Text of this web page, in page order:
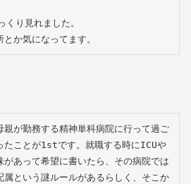
り見れました。
か気になってます。
親が勤務する精神単科病院に行って過ご
たことが1stです。就職する時にICUや
あって希望に書いたら、その病院では
属という謎ルールがあるらしく、そこか